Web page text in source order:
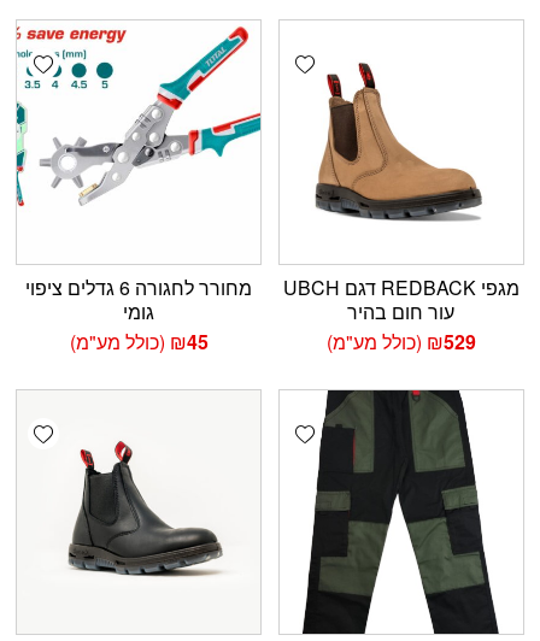
עד
Add wishlist
מגפי REDBACK דגם UBCH
עור חום בהיר
₪529 (כולל מע"מ)
מחורר לחגורה 6 גדלים ציפוי
גומי
₪45 (כולל מע"מ)
Add wishlist